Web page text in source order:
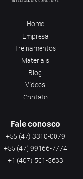
Home
Empresa
Treinamentos
Materiais
Blog
Vídeos
Contato
Fale conosco
+55 (47) 3310-0079
+55 (47) 99166-7774
+1 (407) 501-5633